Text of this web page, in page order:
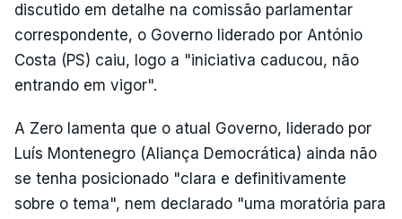
discutido em detalhe na comissão parlamentar
correspondente, o Governo liderado por António
Costa (PS) caiu, logo a "iniciativa caducou, não
entrando em vigor".
A Zero lamenta que o atual Governo, liderado por
Luís Montenegro (Aliança Democrática) ainda não
se tenha posicionado "clara e definitivamente
sobre o tema", nem declarado "uma moratória para